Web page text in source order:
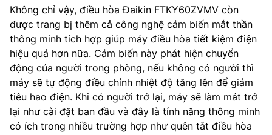
Không chỉ vậy, điều hòa Đaikin FTKY60ZVMV còn
được trang bị thêm cả công nghệ cảm biến mắt thần
thông minh tích hợp giúp máy điều hòa tiết kiệm điện
hiệu quả hơn nữa. Cảm biến này phát hiện chuyển
động của người trong phòng, nếu không có người thì
máy sẽ tự động điều chỉnh nhiệt độ tăng lên để giảm
tiêu hao điện. Khi có người trở lại, máy sẽ làm mát trở
lại như cài đặt ban đầu và đây là tính năng thông minh
có ích trong nhiều trường hợp như quên tắt điều hòa